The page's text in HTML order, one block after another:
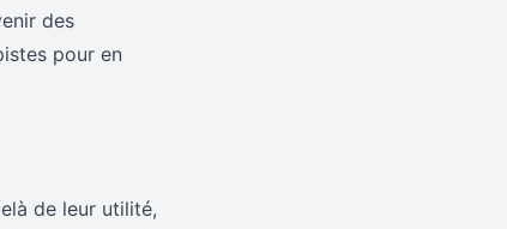
des
pour en
de leur utilité,